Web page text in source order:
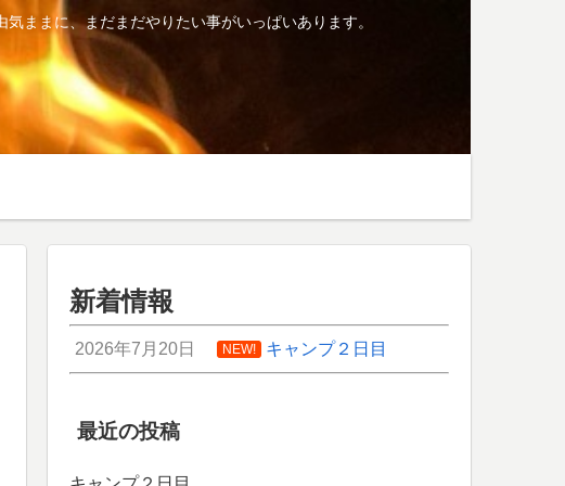
ままに、まだまだやりたい事がいっぱいあります。
新着情報
2026年7月20日 NEW! キャンプ２日目
最近の投稿